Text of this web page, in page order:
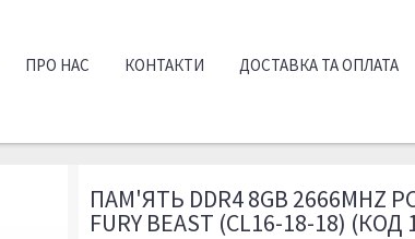
ПРО НАС КОНТАКТИ ДОСТАВКА ТА ОПЛАТА
ПАМ'ЯТЬ DDR4 8GB 2666MHZ
FURY BEAST (CL16-18-18) (КОД